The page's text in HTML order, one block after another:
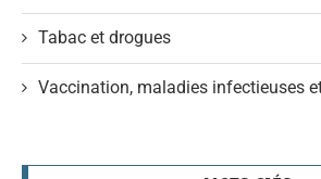
Tabac et drogues
Vaccination, maladies infectieuses